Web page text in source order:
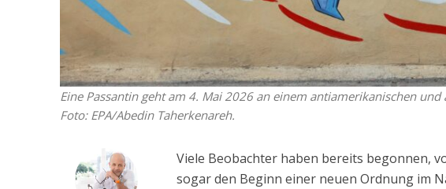
Eine Passantin geht am 4. Mai 2026 an einem antiamerikanischen
Foto: EPA/Abedin Taherkenareh.
Viele Beobachter haben bereits begonnen,
sogar den Beginn einer neuen Ordnung im